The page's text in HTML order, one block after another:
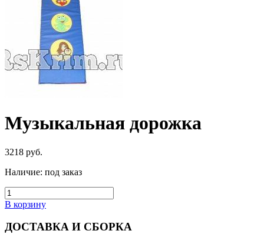
Музыкальная дорожка
3218 руб.
Наличие: под заказ
В корзину
ДОСТАВКА И СБОРКА